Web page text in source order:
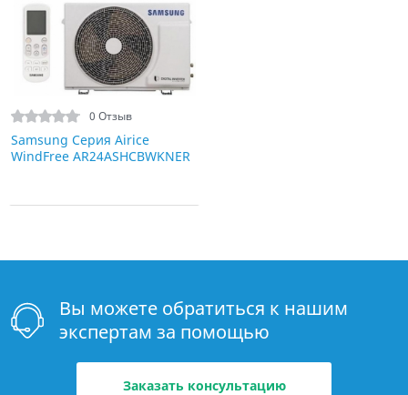
0 Отзыв
Samsung Серия Airice
WindFree AR24ASHCBWKNER
Вы можете обратиться к нашим
экспертам за помощью
Заказать консультацию